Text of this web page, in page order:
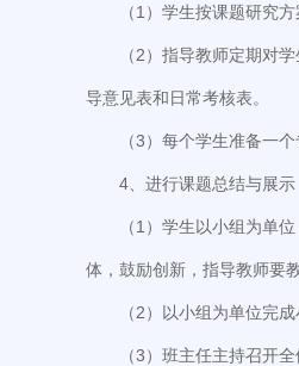
（1）学生按课题研究
（2）指导教师定期对
导意见表和日常考核表。
（3）每个学生准备一
4、进行课题总结与展示
（1）学生以小组为单
体，鼓励创新，指导教师要
（2）以小组为单位完
（3）班主任主持召开